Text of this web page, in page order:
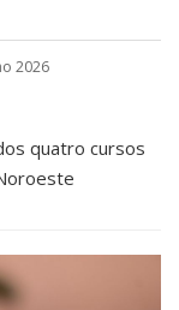
2026
quatro cursos